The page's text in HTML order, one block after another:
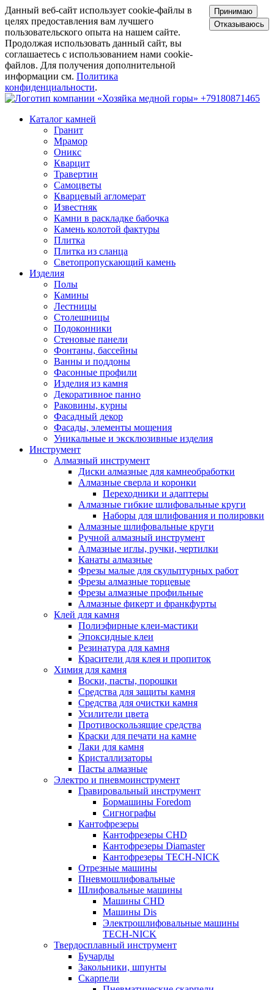
Данный веб-сайт использует cookie-файлы в
целях предоставления вам лучшего
пользовательского опыта на нашем сайте.
Продолжая использовать данный сайт, вы
соглашаетесь с использованием нами cookie-
файлов. Для получения дополнительной
информации см. Политика
конфиденциальности.
Принимаю
Отказываюсь
+79180871465
Каталог камней
Гранит
Мрамор
Оникс
Кварцит
Травертин
Самоцветы
Кварцевый агломерат
Известняк
Камни в раскладке бабочка
Камень колотой фактуры
Плитка
Плитка из сланца
Светопропускающий камень
Изделия
Полы
Камины
Лестницы
Столешницы
Подоконники
Стеновые панели
Фонтаны, бассейны
Ванны и поддоны
Фасонные профили
Изделия из камня
Декоративное панно
Раковины, курны
Фасадный декор
Фасады, элементы мощения
Уникальные и эксклюзивные изделия
Инструмент
Алмазный инструмент
Диски алмазные для камнеобработки
Алмазные сверла и коронки
Переходники и адаптеры
Алмазные гибкие шлифовальные круги
Наборы для шлифования и полировки
Алмазные шлифовальные круги
Ручной алмазный инструмент
Алмазные иглы, ручки, чертилки
Канаты алмазные
Фрезы малые для скульптурных работ
Фрезы алмазные торцевые
Фрезы алмазные профильные
Алмазные фикерт и франкфурты
Клей для камня
Полиэфирные клеи-мастики
Эпоксидные клеи
Резинатура для камня
Красители для клея и пропиток
Химия для камня
Воски, пасты, порошки
Средства для защиты камня
Средства для очистки камня
Усилители цвета
Противоскользящие средства
Краски для печати на камне
Лаки для камня
Кристаллизаторы
Пасты алмазные
Электро и пневмоинструмент
Гравировальный инструмент
Бормашины Foredom
Сигнографы
Кантофрезеры
Кантофрезеры CHD
Кантофрезеры Diamaster
Кантофрезеры TECH-NICK
Отрезные машины
Пневмошлифовальные
Шлифовальные машины
Машины CHD
Машины Dis
Электрошлифовальные машины
TECH-NICK
Твердосплавный инструмент
Бучарды
Закольники, шпунты
Скарпели